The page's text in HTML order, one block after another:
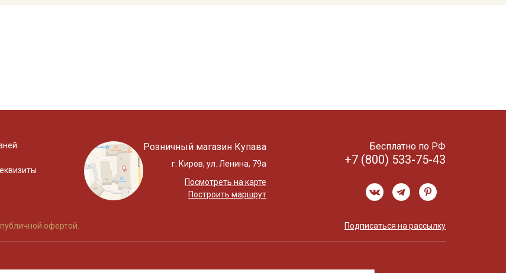
Розничный магазин Купава
г. Киров, ул. Ленина, 79а
Посмотреть на карте
Построить маршрут
Бесплатно по РФ
+7 (800) 533-75-43
офертой. Подписаться на рассылку